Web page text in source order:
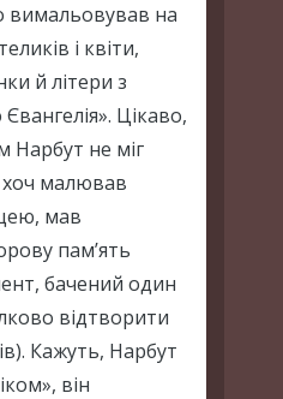
вимальовував на
і квіти,
й літери з
Цікаво,
Нарбут не міг
хоч малював
мав
пам’ять
бачений один
відтворити
Кажуть, Нарбут
він